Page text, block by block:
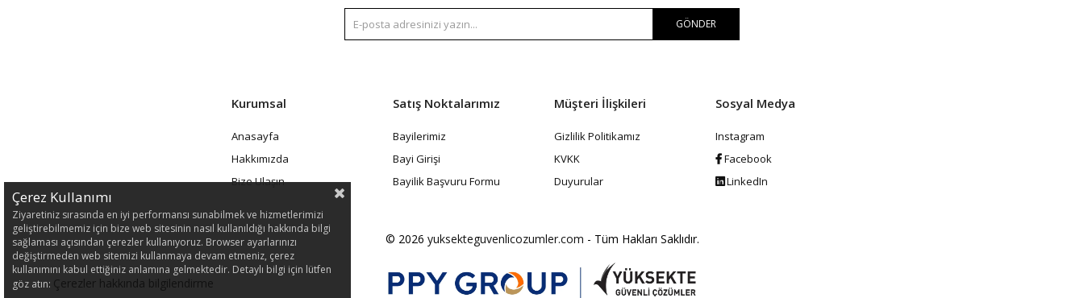
GÖNDER
Kurumsal
Anasayfa
Hakkımızda
Bize Ulaşın
Satış Noktalarımız
Bayilerimiz
Bayi Girişi
Bayilik Başvuru Formu
Müşteri İlişkileri
Gizlilik Politikamız
KVKK
Duyurular
Sosyal Medya
Instagram
Facebook
LinkedIn
© 2026 yuksekteguvenlicozumler.com - Tüm Hakları Saklıdır.
Çerez Kullanımı
Ziyaretiniz sırasında en iyi performansı sunabilmek ve hizmetlerimizi
geliştirebilmemiz için bize web sitesinin nasıl kullanıldığı hakkında bilgi
sağlaması açısından çerezler kullanıyoruz. Browser ayarlarınızı
değiştirmeden web sitemizi kullanmaya devam etmeniz, çerez
kullanımını kabul ettiğiniz anlamına gelmektedir. Detaylı bilgi için lütfen
göz atın: Çerezler hakkında bilgilendirme